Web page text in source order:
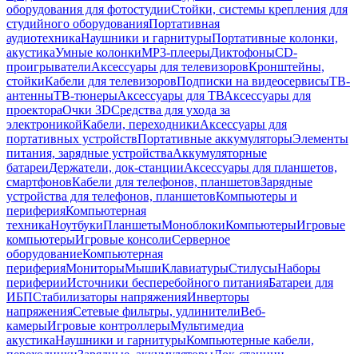
оборудования для фотостудииСтойки, системы крепления для
студийного оборудованияПортативная
аудиотехникаНаушники и гарнитурыПортативные колонки,
акустикаУмные колонкиMP3-плеерыДиктофоныCD-
проигрывателиАксессуары для телевизоровКронштейны,
стойкиКабели для телевизоровПодписки на видеосервисыТВ-
антенныТВ-тюнерыАксессуары для ТВАксессуары для
проектораОчки 3DСредства для ухода за
электроникойКабели, переходникиАксессуары для
портативных устройствПортативные аккумуляторыЭлементы
питания, зарядные устройстваАккумуляторные
батареиДержатели, док-станцииАксессуары для планшетов,
смартфоновКабели для телефонов, планшетовЗарядные
устройства для телефонов, планшетовКомпьютеры и
периферияКомпьютерная
техникаНоутбукиПланшетыМоноблокиКомпьютерыИгровые
компьютерыИгровые консолиСерверное
оборудованиеКомпьютерная
периферияМониторыМышиКлавиатурыСтилусыНаборы
периферииИсточники бесперебойного питанияБатареи для
ИБПСтабилизаторы напряженияИнверторы
напряженияСетевые фильтры, удлинителиВеб-
камерыИгровые контроллерыМультимедиа
акустикаНаушники и гарнитурыКомпьютерные кабели,